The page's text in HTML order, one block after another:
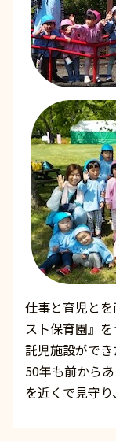
仕事と育児と
スト保育園』
託児施設ができ
50年も前から
を近くで見守り